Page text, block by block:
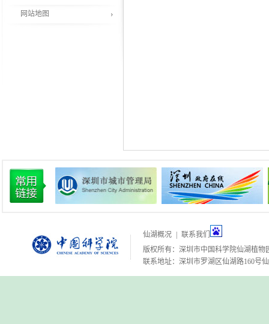
网站地图
仙湖概况
联系我们
版权所有：深圳市中国科学院仙湖植物
联系地址：深圳市罗湖区仙湖路160号